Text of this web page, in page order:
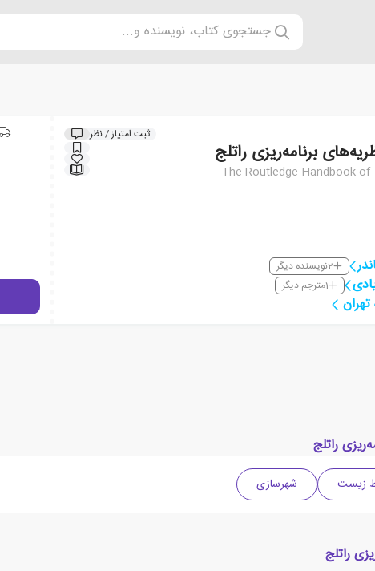
جستجوی کتاب، نویسنده و...
ثبت امتیاز / نظر
برنامه‌ریزی راتلج
The Routledge Handbook
2نویسنده دیگر
1مترجم دیگر
راتلج
زیست شهرسازی
راتلج